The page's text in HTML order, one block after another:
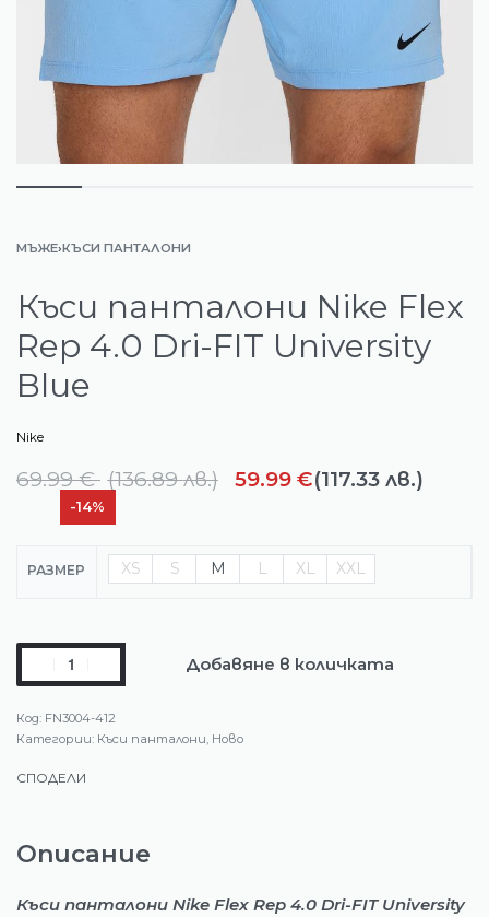
МЪЖЕ›КЪСИ ПАНТАЛОНИ
Къси панталони Nike Flex
Rep 4.0 Dri-FIT University
Blue
Nike
69.99€ (136.89лв.) 59.99 €(117.33 лв.)
-14%
РАЗМЕР XS S M L XL XXL
Добавяне в количката
FN3004-412
Категории: Къси панталони Ново
СПОДЕЛИ
Описание
Къси панталони Nike Flex Rep 4.0 Dri-FIT University